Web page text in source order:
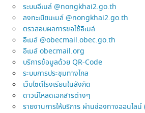
ระบบอีเมล์ @nongkhai2.go.th
ลงทะเบียนเมล์ @nongkhai2.go.th
ตรวสอบผลการขอใช้อีเมล์
อีเมล์ @obecmail.obec.go.th
อีเมล์ obecmail.org
บริการข้อมูลด้วย QR-Code
ระบบการประชุมทางไกล
เว็บไซต์โรงเรียนในสังกัด
ดาวน์โหลดเอกสารต่างๆ
รายงานการให้บริการ ผ่านช่องทางออนไลน์